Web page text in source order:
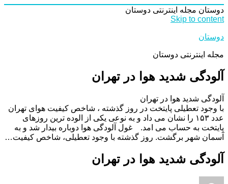
دوستان مجله اینترنتی دوستان
Skip to content
دوستان
مجله اینترنتی دوستان
آلودگی شدید هوا در تهران
آلودگی شدید هوا در تهران
با وجود تعطیلی پایتخت در روز گذشته ، شاخص کیفیت هوای تهران
عدد ١۵٣ را نشان می داد و به نوعی یکی از الوده ترین روزهای
پایتخت به حساب می امد. غول آلودگی هوا دوباره بیدار شد و به
آسمان شهر برگشت. روز گذشته با وجود تعطیلی، شاخص کیفیت…
آلودگی شدید هوا در تهران